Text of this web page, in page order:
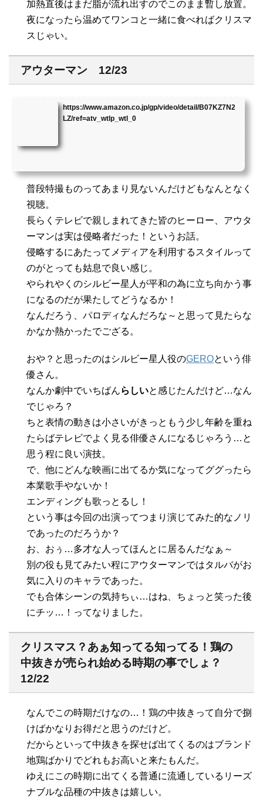
加熱直後はまだ脂が流れ出すのでこのまま暫し放置。
夜になったら温めてワンコと一緒に食べればクリスマ
スじゃい。
アウターマン 12/23
https://www.amazon.co.jp/gp/video/detail/B07KZ7N2
LZ/ref=atv_wtlp_wtl_0
普段特撮ものってあまり見ないんだけどもなんとなく
視聴。
長らくテレビで親しまれてきた皆のヒーロー、アウタ
ーマンは実は侵略者だった！というお話。
侵略するにあたってメディアを利用するスタイルって
のがとっても姑息で良い感じ。
やられやくのシルビー星人が平和の為に立ち向かう事
になるのだが果たしてどうなるか！
なんだろう、パロディなんだろな～と思って見たらな
かなか熱かったでござる。
おや？と思ったのはシルビー星人役のGEROという俳
優さん。
なんか劇中でいちばんらしいと感じたんだけど…なん
でじゃろ？
ちと表情の動きは小さいがきっともう少し年齢を重ね
たらばテレビでよく見る俳優さんになるじゃろう…と
思う程に良い演技。
で、他にどんな映画に出てるか気になってググったら
本業歌手やないか！
エンディングも歌っとるし！
という事は今回の出演ってつまり演じてみた的なノリ
であったのだろうか？
お、おぅ…多才な人ってほんとに居るんだなぁ～
別の役も見てみたい程にアウターマンではタルバがお
気に入りのキャラであった。
でも合体シーンの気持ちぃ…はね、ちょっと笑った後
にチッ…！ってなりました。
クリスマス？あぁ知ってる知ってる！鶏の
中抜きが売られ始める時期の事でしょ？
12/22
なんでこの時期だけなの…！鶏の中抜きって自分で捌
けばかなりお得だと思うのだけど。
だからといって中抜きを探せば出てくるのはブランド
地鶏ばかりでどれもお高いと来たもんだ。
ゆえにこの時期に出てくる普通に流通しているリーズ
ナブルな品種の中抜きは嬉しい。